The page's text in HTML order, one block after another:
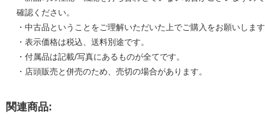
確認ください。
・中古品ということをご理解いただいた上でご購入をお願いしま
・表示価格は税込、送料別途です。
・付属品は記載/写真にあるものが全てです。
・店頭販売と併売のため、売切の場合があります。
関連商品: